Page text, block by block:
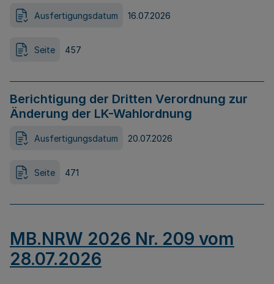
Ausfertigungsdatum 16.07.2026
Seite 457
Berichtigung der Dritten Verordnung zur
Änderung der LK-Wahlordnung
Ausfertigungsdatum 20.07.2026
Seite 471
MB.NRW 2026 Nr. 209 vom
28.07.2026